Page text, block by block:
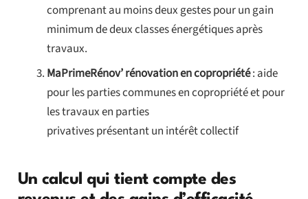
comprenant au moins deux gestes pour un gain
minimum de deux classes énergétiques après
travaux.
MaPrimeRénov’ rénovation en copropriété: aide
pour les parties communes en copropriété et pour
les travaux en parties
privatives présentant un intérêt collectif
Un calcul qui tient compte des